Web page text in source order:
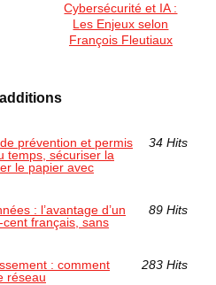
Cybersécurité et IA :
Les Enjeux selon
François Fleutiaux
prévention et permis
temps, sécuriser la
le papier avec
34 Hits
: l’avantage d’un
français, sans
89 Hits
: comment
réseau
283 Hits